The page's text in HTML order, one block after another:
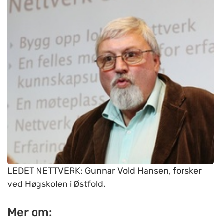
LEDET NETTVERK: Gunnar Vold Hansen, forsker
ved Høgskolen i Østfold.
Mer om: